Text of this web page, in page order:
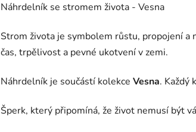
Náhrdelník se stromem života - Vesna
Strom života je symbolem růstu, propojení a
čas, trpělivost a pevné ukotvení v zemi.
Náhrdelník je součástí kolekce Vesna. Každý
Šperk, který připomíná, že život nemusí být